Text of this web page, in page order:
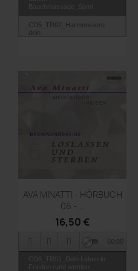
Bauchmassage_Spml
CD5_TR02_Harmonisiere
dein
Vorschau
AVA MINATTI - HÖRBUCH
06 -...
16,50 €
00:00